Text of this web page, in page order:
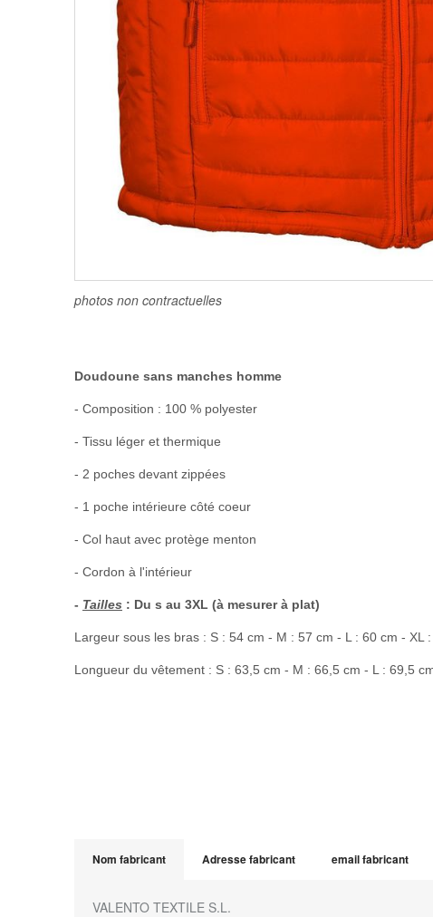
photos non contractuelles
Doudoune sans manches homme
- Composition : 100 % polyester
- Tissu léger et thermique
- 2 poches devant zippées
- 1 poche intérieure côté coeur
- Col haut avec protège menton
- Cordon à l'intérieur
- Tailles : Du s au 3XL (à mesurer à plat)
Largeur sous les bras : S : 54 cm - M : 57 cm - L : 60 cm - XL
Longueur du vêtement : S : 63,5 cm - M : 66,5 cm - L : 69,5
Nom fabricant Adresse fabricant email fabricant
VALENTO TEXTILE S.L.